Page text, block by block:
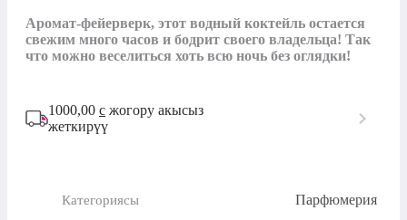
Аромат-фейерверк, этот водный коктейль остается
свежим много часов и бодрит своего владельца! Так
что можно веселиться хоть всю ночь без оглядки!
1000,00 с жогору акысыз
жеткирүү
Категориясы Парфюмерия